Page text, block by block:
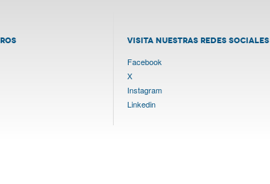
VISITA NUESTRAS REDES SOCIALES
Facebook
X
Instagram
Linkedin